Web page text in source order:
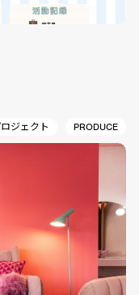
ジェクト PRODUCE